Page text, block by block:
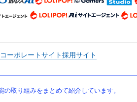
コーポレートサイト採用サイト
取り組みをまとめて紹介しています。